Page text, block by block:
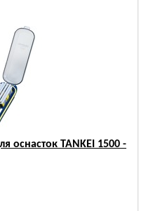
оснасток TANKEI 1500 -